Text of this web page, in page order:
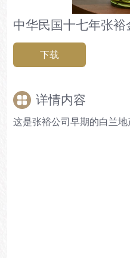
中华民国十七年张
下载
详情内容
这是张裕公司早期的白兰地